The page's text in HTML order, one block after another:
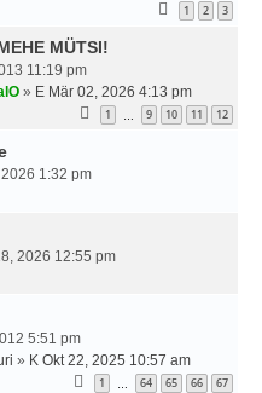
1 2 3
MÜTSI!
11:19 pm
» E Mär 02, 2026 4:13 pm
1 9 10 11 12
1:32 pm
2026 12:55 pm
5:51 pm
» K Okt 22, 2025 10:57 am
1 64 65 66 67